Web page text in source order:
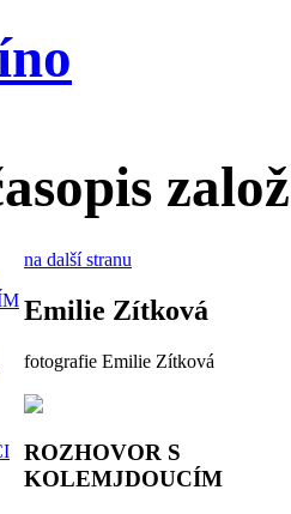
na další stranu
Emilie Zítková
fotografie Emilie Zítková
ROZHOVOR S
KOLEMJDOUCÍM